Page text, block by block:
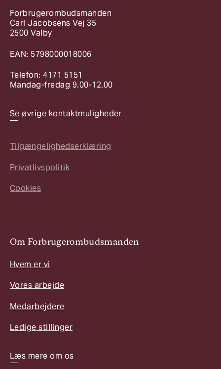
Forbrugerombudsmanden
Carl Jacobsens Vej 35
2500 Valby
EAN: 5798000018006
Telefon: 4171 5151
Mandag-fredag 9.00-12.00
Se øvrige kontaktmuligheder
Tilgængelighedserklæring
Privatlivspolitik
Cookies
Om Forbrugerombudsmanden
Hvem er vi
Vores arbejde
Medarbejdere
Ledige stillinger
Læs mere om os